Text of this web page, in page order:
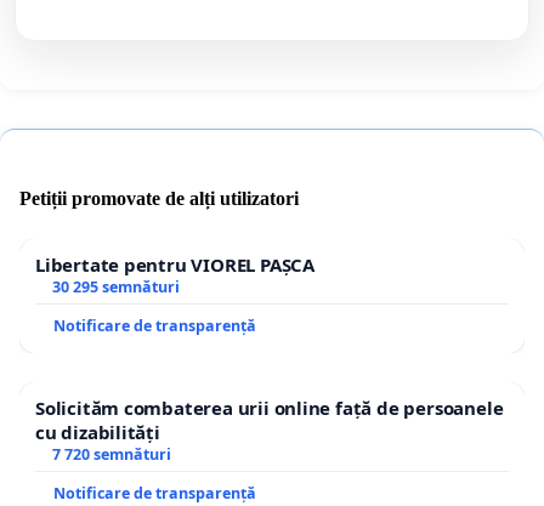
Petiții promovate de alți utilizatori
Libertate pentru VIOREL PAȘCA
30 295 semnături
Notificare de transparență
Solicităm combaterea urii online față de persoanele
cu dizabilități
7 720 semnături
Notificare de transparență